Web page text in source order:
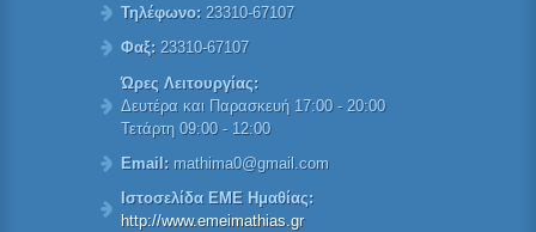
Τηλέφωνο:23310-67107
Φαξ:23310-67107
Ώρες Λειτουργίας:
Δευτέρα και Παρασκευή 17:00 - 20:00
Τετάρτη 09:00 - 12:00
Email:mathima0@gmail.com
Ιστοσελίδα ΕΜΕ Ημαθίας:
http://www.emeimathias.gr